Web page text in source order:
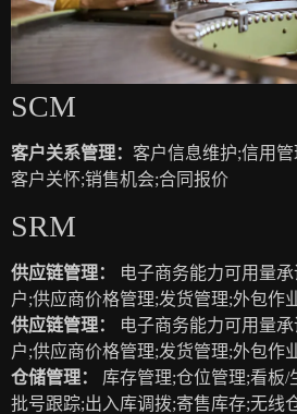
SCM
客户关系管理： 客户信息维护;信用
客户关怀;销售机会;合同报价
SRM
供应链管理：
电子商务能力可用量承
户;供应商价格管理;发货管理;外包作
供应链管理：
电子商务能力可用量承
户;供应商价格管理;发货管理;外包作
仓储管理：
库存管理;仓位管理;看板/
批号跟踪;出入库调拨;寄售库存;无线